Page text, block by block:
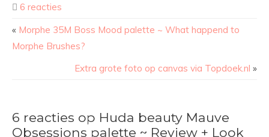
6 reacties
« Morphe 35M Boss Mood palette ~ What happend to
Morphe Brushes?
Extra grote foto op canvas via Topdoek.nl »
6 reacties op Huda beauty Mauve
Obsessions palette ~ Review + Look